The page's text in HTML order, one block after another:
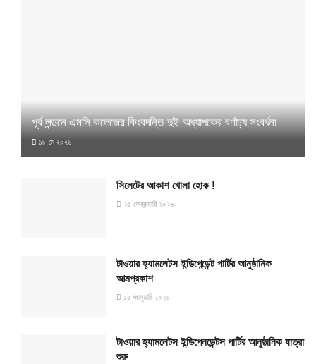
পূর্ব লন্ডনে এমসি কলেজের কিংবদন্তি দুই অধ্যাপকের বর্ণাঢ্য সংবর্ধনা
১৮ মে ২০২৬
সিলেটের আকাশ খোলা হোক !
২৫ ফেব্রুয়ারি ২০২৬
টাওয়ার হ্যামলেটস ইন্ডিপেন্ডেন্ট পার্টির আনুষ্ঠানিক
আত্মপ্রকাশ
১৫ জানুয়ারি ২০২৬
টাওয়ার হ্যামলেটস ইন্ডিপেনডেন্টস পার্টির আনুষ্ঠানিক যাত্রা
শুরু